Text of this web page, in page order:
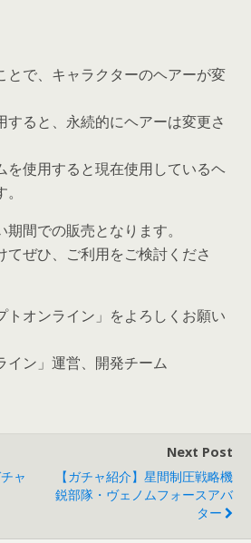
とで、キャラクターのヘアーが変
すると、永続的にヘアーは変更さ
使用すると現在使用しているヘ
期間での販売となります。
てぜひ、ご利用をご検討くださ
トオンライン」をよろしくお願い
イン」運営、開発チーム
ャ
Next Post
【ガチャ紹介】星間制圧戦略機
鋭部隊・ヴェノムフォースアバ
ター